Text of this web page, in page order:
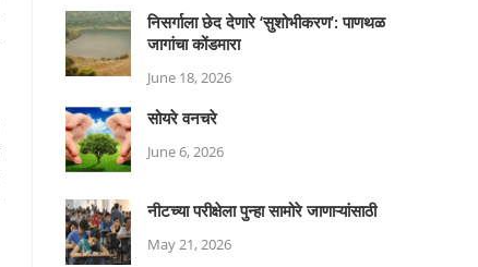
निसर्गाला छेद देणारे ‘सुशोभीकरण’: पाणथळ
जागांचा कोंडमारा
June 18, 2026
सोयरे वनचरे
June 6, 2026
नीटच्या परीक्षेला पुन्हा सामोरे जाणाऱ्यांसाठी
May 21, 2026